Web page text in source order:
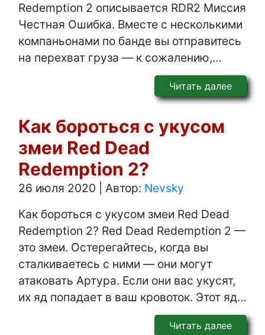
Redemption 2 описывается RDR2 Миссия
Честная Ошибка. Вместе с несколькими
компаньонами по банде вы отправитесь
на перехват груза — к сожалению,…
Читать далее
Как бороться с укусом
змеи Red Dead
Redemption 2?
26 июля 2020 Автор: Nevsky
Как бороться с укусом змеи Red Dead
Redemption 2? Red Dead Redemption 2 —
это змеи. Остерегайтесь, когда вы
сталкиваетесь с ними — они могут
атаковать Артура. Если они вас укусят,
их яд попадает в ваш кровоток. Этот яд…
Читать далее